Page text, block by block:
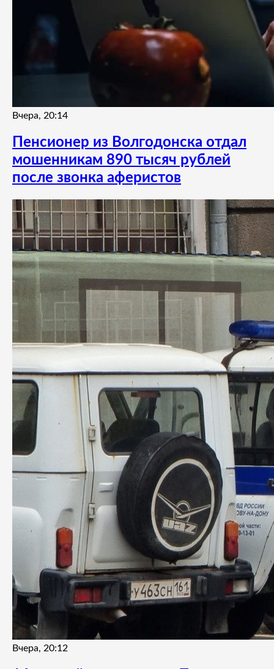
Вчера, 20:14
Пенсионер из Волгодонска отдал
мошенникам 890 тысяч рублей
после звонка аферистов
Вчера, 20:12